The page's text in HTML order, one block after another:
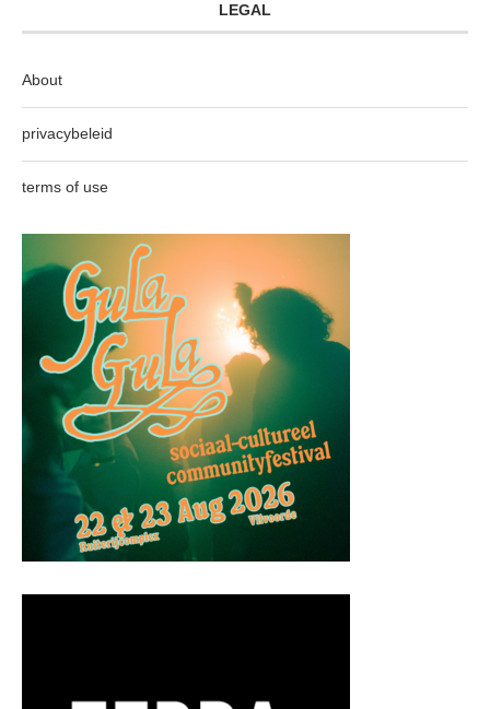
LEGAL
About
privacybeleid
terms of use